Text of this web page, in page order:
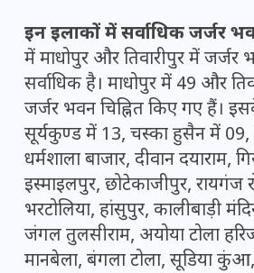
इन इलाकों में सर्वाधिक जर्जर
में माधोपुर और तिवारीपुर में जर्जर
सर्वाधिक है। माधोपुर में 49 और
जर्जर भवन चिह्नित किए गए हैं।
सूर्यकुण्ड में 13, चस्का हुसैन में 09,
धर्मशाला बाजार, दीवान दयाराम,
इस्माइलपुर, छोटेकाजीपुर, रायगंज
भरटोलिया, हांसुपुर, कालीबाड़ी
जंगल तुलसीराम, अयोया टोला
मानबेला, बंगला टोला, सूडिया